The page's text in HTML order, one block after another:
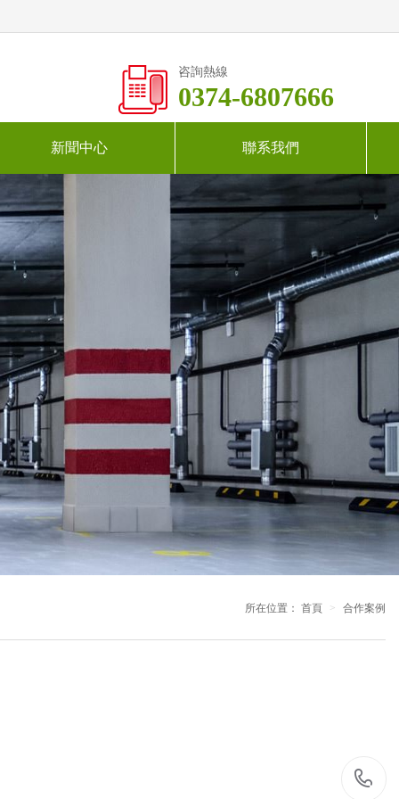
咨詢熱線
0374-6807666
新聞中心 聯系我們
所在位置： 首頁 合作案例